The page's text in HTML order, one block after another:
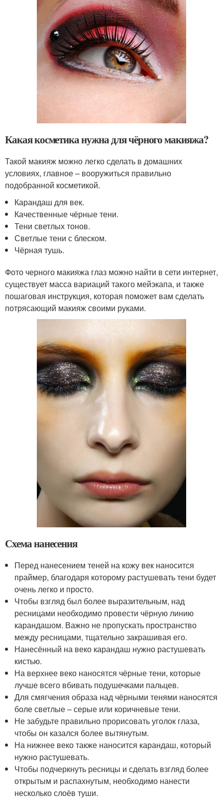
Какая косметика нужна для чёрного макияжа?
Такой макияж можно легко сделать в домашних
условиях, главное – вооружиться правильно
подобранной косметикой.
Карандаш для век.
Качественные чёрные тени.
Тени светлых тонов.
Светлые тени с блеском.
Чёрная тушь.
Фото черного макияжа глаз можно найти в сети интернет,
существует масса вариаций такого мейэкапа, и также
пошаговая инструкция, которая поможет вам сделать
потрясающий макияж своими руками.
Схема нанесения
Перед нанесением теней на кожу век наносится
праймер, благодаря которому растушевать тени будет
очень легко и просто.
Чтобы взгляд был более выразительным, над
ресницами необходимо провести чёрную линию
карандашом. Важно не пропускать пространство
между ресницами, тщательно закрашивая его.
Нанесённый на веко карандаш нужно растушевать
кистью.
На верхнее веко наносятся чёрные тени, которые
лучше всего вбивать подушечками пальцев.
Для смягчения образа над чёрными тенями наносятся
боле светлые – серые или коричневые тени.
Не забудьте правильно прорисовать уголок глаза,
чтобы он казался более вытянутым.
На нижнее веко также наносится карандаш, который
нужно растушевать.
Чтобы подчеркнуть ресницы и сделать взгляд более
открытым и распахнутым, необходимо нанести
несколько слоёв туши.